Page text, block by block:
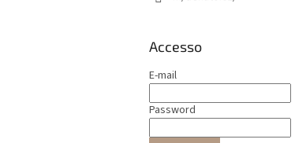
Accesso
E-mail
Password